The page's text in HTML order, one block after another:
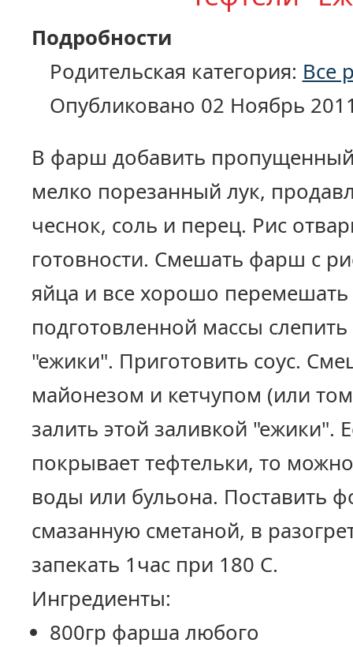
Подробности
Родительская категория: Все
Опубликовано 02 Ноябрь
В фарш добавить
мелко порезанный лук,
чеснок, соль и перец. Рис
готовности. Смешать фарш с
яйца и все хорошо
подготовленной массы
"ежики". Приготовить соус.
майонезом и кетчупом (или
залить этой заливкой "ежики".
покрывает тефтельки, то
воды или бульона. Поставить
смазанную сметаной, в
запекать 1час при 180 С.
Ингредиенты:
800гр фарша любого